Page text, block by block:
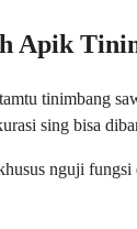
Apik
tinimbang
sing bisa
nguji fungsi